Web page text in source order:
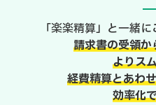
「楽楽精算」と一緒
請求書の受領か
よりス
経費精算とあわ
効率化